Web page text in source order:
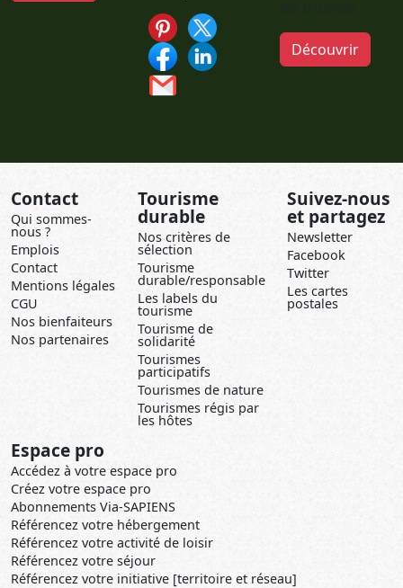
Découvrir
Contact
Qui sommes-
nous ?
Emplois
Contact
Mentions légales
CGU
Nos bienfaiteurs
Nos partenaires
Tourisme
durable
Nos critères de
sélection
Tourisme
durable/responsable
Les labels du
tourisme
Tourisme de
solidarité
Tourismes
participatifs
Tourismes de nature
Tourismes régis par
les hôtes
Suivez-nous
et partagez
Newsletter
Facebook
Twitter
Les cartes
postales
Espace pro
Accédez à votre espace pro
Créez votre espace pro
Abonnements Via-SAPIENS
Référencez votre hébergement
Référencez votre activité de loisir
Référencez votre séjour
Référencez votre initiative [territoire et réseau]